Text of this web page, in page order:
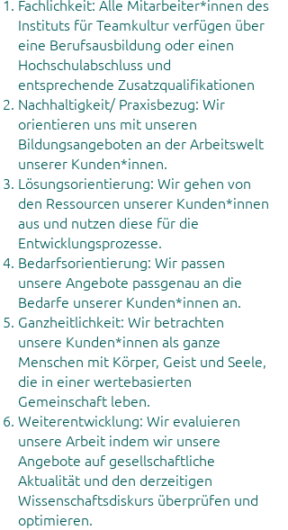
Fachlichkeit: Alle Mitarbeiter*innen des
Instituts für Teamkultur verfügen über
eine Berufsausbildung oder einen
Hochschulabschluss und
entsprechende Zusatzqualifikationen
Nachhaltigkeit/ Praxisbezug: Wir
orientieren uns mit unseren
Bildungsangeboten an der Arbeitswelt
unserer Kunden*innen.
Lösungsorientierung: Wir gehen von
den Ressourcen unserer Kunden*innen
aus und nutzen diese für die
Entwicklungsprozesse.
Bedarfsorientierung: Wir passen
unsere Angebote passgenau an die
Bedarfe unserer Kunden*innen an.
Ganzheitlichkeit: Wir betrachten
unsere Kunden*innen als ganze
Menschen mit Körper, Geist und Seele,
die in einer wertebasierten
Gemeinschaft leben.
Weiterentwicklung: Wir evaluieren
unsere Arbeit indem wir unsere
Angebote auf gesellschaftliche
Aktualität und den derzeitigen
Wissenschaftsdiskurs überprüfen und
optimieren.